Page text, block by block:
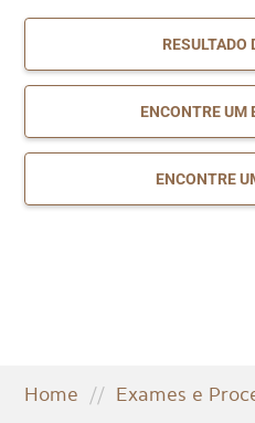
RESULTADO
ENCONTRE UM
ENCONTRE
Home // Exames e